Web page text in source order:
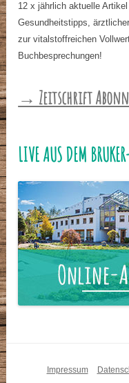
12 x jährlich aktuelle
Gesundheitstipps,
zur vitalstoffreichen
Buchbesprechungen!
→ Zeitschrift
LIVE AUS DEM
Impressum